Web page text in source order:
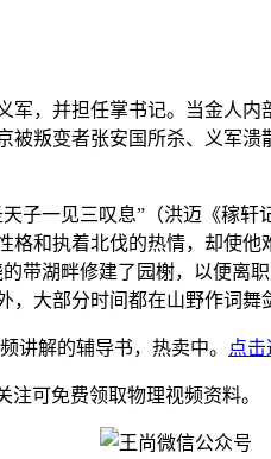
，并担任掌书记。当金人
被叛变者张安国所杀、义军
子一见三叹息”（洪迈《稼
和执着北伐的热情，却使
带湖畔修建了园榭，以便离
，大部分时间都在山野作词舞
讲解的辅导书，热卖中。 点击
注可免费领取物理视频资料。